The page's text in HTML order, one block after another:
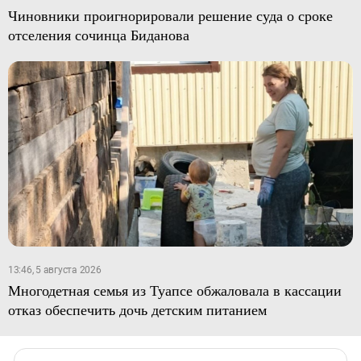
Чиновники проигнорировали решение суда о сроке
отселения сочинца Биданова
13:46, 5 августа 2026
Многодетная семья из Туапсе обжаловала в кассации
отказ обеспечить дочь детским питанием